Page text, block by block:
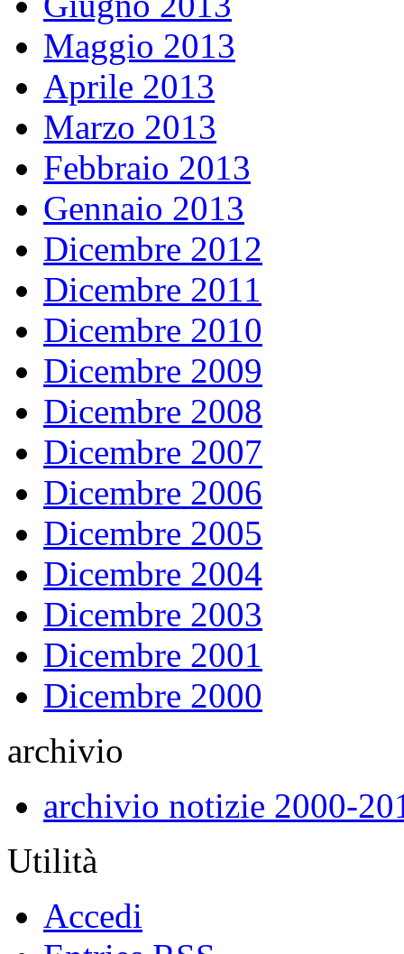
Maggio 2013
Aprile 2013
Marzo 2013
Febbraio 2013
Gennaio 2013
Dicembre 2012
Dicembre 2011
Dicembre 2010
Dicembre 2009
Dicembre 2008
Dicembre 2007
Dicembre 2006
Dicembre 2005
Dicembre 2004
Dicembre 2003
Dicembre 2001
Dicembre 2000
archivio
archivio notizie 2000-
Utilità
Accedi